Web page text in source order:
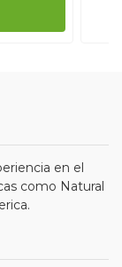
en el
como Natural